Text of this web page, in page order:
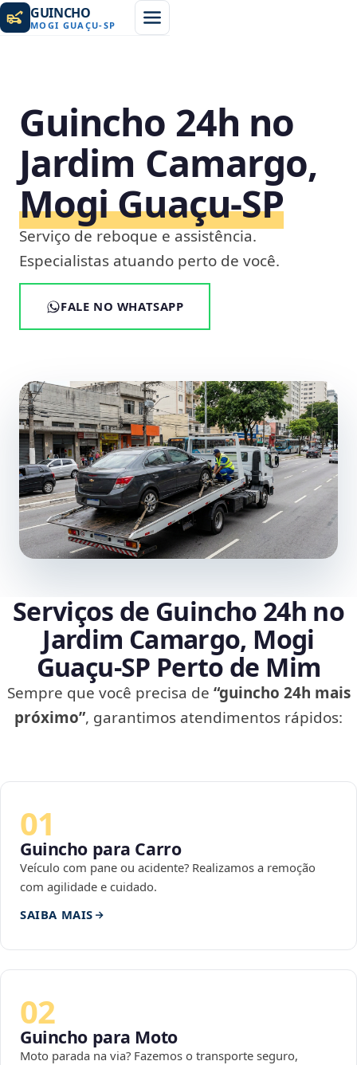
GUINCHO
MOGI GUAÇU-SP
Guincho 24h no
Jardim Camargo,
Mogi Guaçu‑SP
Serviço de reboque e assistência.
Especialistas atuando perto de você.
FALE NO WHATSAPP
Serviços de Guincho 24h no
Jardim Camargo, Mogi
Guaçu‑SP Perto de Mim
Sempre que você precisa de “guincho 24h mais
próximo”, garantimos atendimentos rápidos:
01
Guincho para Carro
Veículo com pane ou acidente? Realizamos a remoção
com agilidade e cuidado.
SAIBA MAIS
02
Guincho para Moto
Moto parada na via? Fazemos o transporte seguro,